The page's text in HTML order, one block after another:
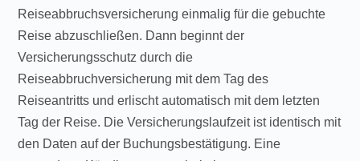
Reiseabbruchsversicherung einmalig für die gebuchte
Reise abzuschließen. Dann beginnt der
Versicherungsschutz durch die
Reiseabbruchversicherung mit dem Tag des
Reiseantritts und erlischt automatisch mit dem letzten
Tag der Reise. Die Versicherungslaufzeit ist identisch mit
den Daten auf der Buchungsbestätigung. Eine